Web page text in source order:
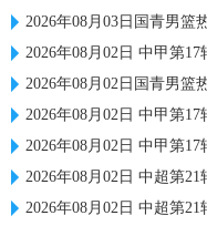
2026年08月03日国青男篮热
2026年08月02日 中甲第
2026年08月02日国青男篮热
2026年08月02日 中甲第
2026年08月02日 中甲第
2026年08月02日 中超第
2026年08月02日 中超第